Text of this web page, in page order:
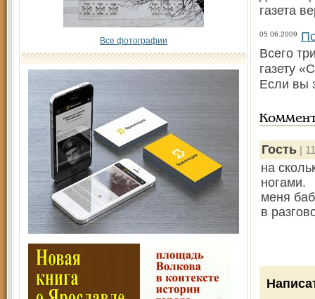
Все фотографии
газета
05.06.2009
Всего
газету
Если вы
Гость |
на
ногами.
меня
в